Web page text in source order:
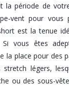
la période de
vent pour vous
est la tenue
vous êtes
la place pour des
légers,
ou des sous-